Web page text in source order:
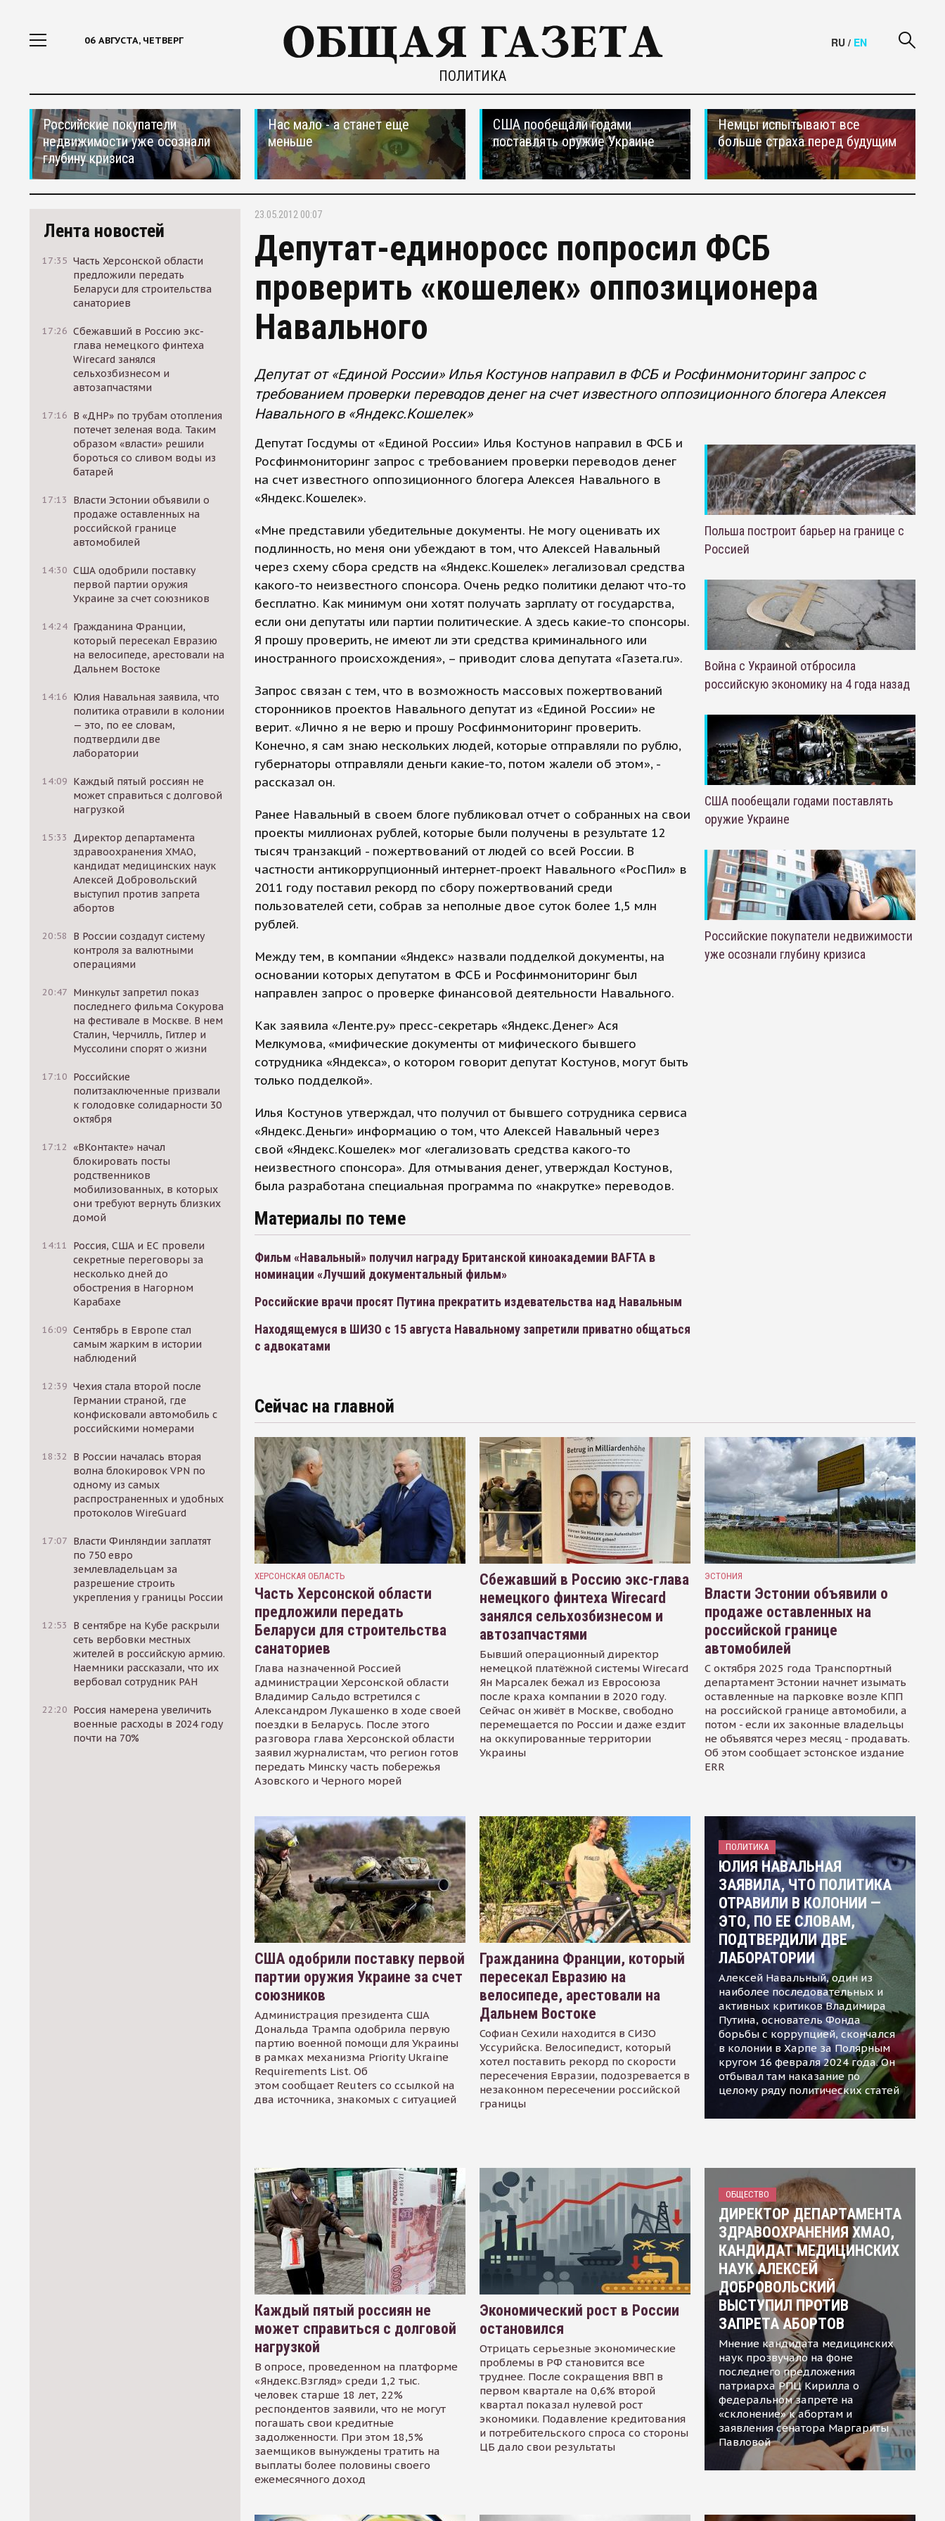
06 АВГУСТА, ЧЕТВЕРГ
ПОЛИТИКА
RU / EN
Российские покупатели
недвижимости уже осознали
глубину кризиса
Нас мало - а станет еще
меньше
США пообещали годами
поставлять оружие Украине
Немцы испытывают все
больше страха перед будущим
Лента новостей
17:35 Часть Херсонской области
предложили передать
Беларуси для строительства
санаториев
17:26 Сбежавший в Россию экс-
глава немецкого финтеха
Wirecard занялся
сельхозбизнесом и
автозапчастями
17:16 В «ДНР» по трубам отопления
потечет зеленая вода. Таким
образом «власти» решили
бороться со сливом воды из
батарей
17:13
Власти Эстонии объявили о
продаже оставленных на
российской границе
автомобилей
14:30 США одобрили поставку
первой партии оружия
Украине за счет союзников
14:24 Гражданина Франции,
который пересекал Евразию
на велосипеде, арестовали на
Дальнем Востоке
14:16 Юлия Навальная заявила, что
политика отравили в колонии
— это, по ее словам,
подтвердили две
лаборатории
14:09 Каждый пятый россиян не
может справиться с долговой
нагрузкой
15:33
Директор департамента
здравоохранения ХМАО,
кандидат медицинских наук
Алексей Добровольский
выступил против запрета
абортов
20:58
В России создадут систему
контроля за валютными
операциями
20:47 Минкульт запретил показ
последнего фильма Сокурова
на фестивале в Москве. В нем
Сталин, Черчилль, Гитлер и
Муссолини спорят о жизни
17:10 Российские
политзаключенные призвали
к голодовке солидарности 30
октября
17:12 «ВКонтакте» начал
блокировать посты
родственников
мобилизованных, в которых
они требуют вернуть близких
домой
14:11
Россия, США и ЕС провели
секретные переговоры за
несколько дней до
обострения в Нагорном
Карабахе
16:09 Сентябрь в Европе стал
самым жарким в истории
наблюдений
12:39 Чехия стала второй после
Германии страной, где
конфисковали автомобиль с
российскими номерами
18:32
В России началась вторая
волна блокировок VPN по
одному из самых
распространенных и удобных
протоколов WireGuard
17:07 Власти Финляндии заплатят
по 750 евро
землевладельцам за
разрешение строить
укрепления у границы России
12:53
В сентябре на Кубе раскрыли
сеть вербовки местных
жителей в российскую армию.
Наемники рассказали, что их
вербовал сотрудник РАН
22:20 Россия намерена увеличить
военные расходы в 2024 году
почти на 70%
23.05.2012 00:07
Депутат-единоросс попросил ФСБ
проверить «кошелек» оппозиционера
Навального
Депутат от «Единой России» Илья Костунов направил в ФСБ и Росфинмониторинг запрос с
требованием проверки переводов денег на счет известного оппозиционного блогера Алексея
Навального в «Яндекс.Кошелек»
Депутат Госдумы от «Единой России» Илья Костунов направил в ФСБ и
Росфинмониторинг запрос с требованием проверки переводов денег
на счет известного оппозиционного блогера Алексея Навального в
«Яндекс.Кошелек».
«Мне представили убедительные документы. Не могу оценивать их
подлинность, но меня они убеждают в том, что Алексей Навальный
через схему сбора средств на «Яндекс.Кошелек» легализовал средства
какого-то неизвестного спонсора. Очень редко политики делают что-то
бесплатно. Как минимум они хотят получать зарплату от государства,
если они депутаты или партии политические. А здесь какие-то спонсоры.
Я прошу проверить, не имеют ли эти средства криминального или
иностранного происхождения», – приводит слова депутата «Газета.ru».
Запрос связан с тем, что в возможность массовых пожертвований
сторонников проектов Навального депутат из «Единой России» не
верит. «Лично я не верю и прошу Росфинмониторинг проверить.
Конечно, я сам знаю нескольких людей, которые отправляли по рублю,
губернаторы отправляли деньги какие-то, потом жалели об этом», -
рассказал он.
Ранее Навальный в своем блоге публиковал отчет о собранных на свои
проекты миллионах рублей, которые были получены в результате 12
тысяч транзакций - пожертвований от людей со всей России. В
частности антикоррупционный интернет-проект Навального «РосПил» в
2011 году поставил рекорд по сбору пожертвований среди
пользователей сети, собрав за неполные двое суток более 1,5 млн
рублей.
Между тем, в компании «Яндекс» назвали подделкой документы, на
основании которых депутатом в ФСБ и Росфинмониторинг был
направлен запрос о проверке финансовой деятельности Навального.
Как заявила «Ленте.ру» пресс-секретарь «Яндекс.Денег» Ася
Мелкумова, «мифические документы от мифического бывшего
сотрудника «Яндекса», о котором говорит депутат Костунов, могут быть
только подделкой».
Илья Костунов утверждал, что получил от бывшего сотрудника сервиса
«Яндекс.Деньги» информацию о том, что Алексей Навальный через
свой «Яндекс.Кошелек» мог «легализовать средства какого-то
неизвестного спонсора». Для отмывания денег, утверждал Костунов,
была разработана специальная программа по «накрутке» переводов.
Материалы по теме
Фильм «Навальный» получил награду Британской киноакадемии BAFTA в
номинации «Лучший документальный фильм»
Российские врачи просят Путина прекратить издевательства над Навальным
Находящемуся в ШИЗО с 15 августа Навальному запретили приватно общаться
с адвокатами
Польша построит барьер на границе с
Россией
Война с Украиной отбросила
российскую экономику на 4 года назад
США пообещали годами поставлять
оружие Украине
Российские покупатели недвижимости
уже осознали глубину кризиса
Сейчас на главной
ХЕРСОНСКАЯ ОБЛАСТЬ
Часть Херсонской области
предложили передать
Беларуси для строительства
санаториев
Глава назначенной Россией
администрации Херсонской области
Владимир Сальдо встретился с
Александром Лукашенко в ходе своей
поездки в Беларусь. После этого
разговора глава Херсонской области
заявил журналистам, что регион готов
передать Минску часть побережья
Азовского и Черного морей
Сбежавший в Россию экс-глава
немецкого финтеха Wirecard
занялся сельхозбизнесом и
автозапчастями
Бывший операционный директор
немецкой платёжной системы Wirecard
Ян Марсалек бежал из Евросоюза
после краха компании в 2020 году.
Сейчас он живёт в Москве, свободно
перемещается по России и даже ездит
на оккупированные территории
Украины
ЭСТОНИЯ
Власти Эстонии объявили о
продаже оставленных на
российской границе
автомобилей
С октября 2025 года Транспортный
департамент Эстонии начнет изымать
оставленные на парковке возле КПП
на российской границе автомобили, а
потом - если их законные владельцы
не объявятся через месяц - продавать.
Об этом сообщает эстонское издание
ERR
США одобрили поставку первой
партии оружия Украине за счет
союзников
Администрация президента США
Дональда Трампа одобрила первую
партию военной помощи для Украины
в рамках механизма Priority Ukraine
Requirements List. Об
этом сообщает Reuters со ссылкой на
два источника, знакомых с ситуацией
Гражданина Франции, который
пересекал Евразию на
велосипеде, арестовали на
Дальнем Востоке
Софиан Сехили находится в СИЗО
Уссурийска. Велосипедист, который
хотел поставить рекорд по скорости
пересечения Евразии, подозревается в
незаконном пересечении российской
границы
ПОЛИТИКА
ЮЛИЯ НАВАЛЬНАЯ
ЗАЯВИЛА, ЧТО ПОЛИТИКА
ОТРАВИЛИ В КОЛОНИИ —
ЭТО, ПО ЕЕ СЛОВАМ,
ПОДТВЕРДИЛИ ДВЕ
ЛАБОРАТОРИИ
Алексей Навальный, один из
наиболее последовательных и
активных критиков Владимира
Путина, основатель Фонда
борьбы с коррупцией, скончался
в колонии в Харпе за Полярным
кругом 16 февраля 2024 года. Он
отбывал там наказание по
целому ряду политических статей
Каждый пятый россиян не
может справиться с долговой
нагрузкой
В опросе, проведенном на платформе
«Яндекс.Взгляд» среди 1,2 тыс.
человек старше 18 лет, 22%
респондентов заявили, что не могут
погашать свои кредитные
задолженности. При этом 18,5%
заемщиков вынуждены тратить на
выплаты более половины своего
ежемесячного доход
Экономический рост в России
остановился
Отрицать серьезные экономические
проблемы в РФ становится все
труднее. После сокращения ВВП в
первом квартале на 0,6% второй
квартал показал нулевой рост
экономики. Подавление кредитования
и потребительского спроса со стороны
ЦБ дало свои результаты
ОБЩЕСТВО
ДИРЕКТОР ДЕПАРТАМЕНТА
ЗДРАВООХРАНЕНИЯ ХМАО,
КАНДИДАТ МЕДИЦИНСКИХ
НАУК АЛЕКСЕЙ
ДОБРОВОЛЬСКИЙ
ВЫСТУПИЛ ПРОТИВ
ЗАПРЕТА АБОРТОВ
Мнение кандидата медицинских
наук прозвучало на фоне
последнего предложения
патриарха РПЦ Кирилла о
федеральном запрете на
«склонение» к абортам и
заявления сенатора Маргариты
Павловой